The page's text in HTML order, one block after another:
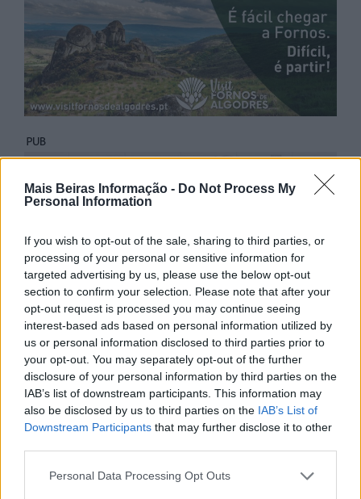
Mais Beiras Informação - Do Not Process My
Personal Information
If you wish to opt-out of the sale, sharing to third parties, or
processing of your personal or sensitive information for
targeted advertising by us, please use the below opt-out
section to confirm your selection. Please note that after your
opt-out request is processed you may continue seeing
interest-based ads based on personal information utilized by
us or personal information disclosed to third parties prior to
your opt-out. You may separately opt-out of the further
disclosure of your personal information by third parties on the
IAB’s list of downstream participants. This information may
also be disclosed by us to third parties on the IAB’s List of
Downstream Participants that may further disclose it to other
Personal Data Processing Opt Outs